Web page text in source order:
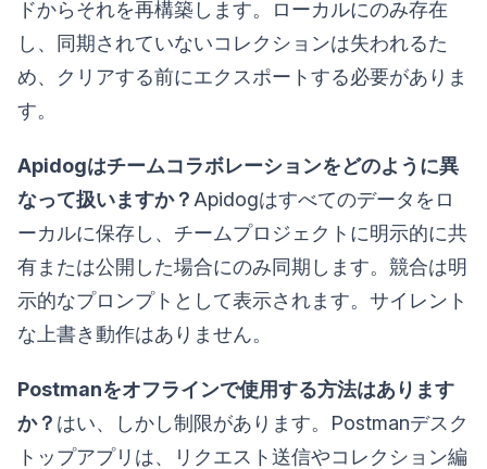
ドからそれを再構築します。ローカルにのみ存在
し、同期されていないコレクションは失われるた
め、クリアする前にエクスポートする必要がありま
す。
Apidogはチームコラボレーションをどのように異
なって扱いますか？ Apidogはすべてのデータをロ
ーカルに保存し、チームプロジェクトに明示的に共
有または公開した場合にのみ同期します。競合は明
示的なプロンプトとして表示されます。サイレント
な上書き動作はありません。
Postmanをオフラインで使用する方法はあります
か？ はい、しかし制限があります。Postmanデスク
トップアプリは、リクエスト送信やコレクション編